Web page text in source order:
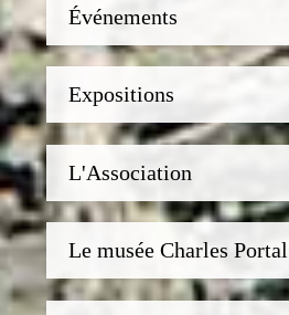
Événements
Expositions
L'Association
Le musée Charles Portal